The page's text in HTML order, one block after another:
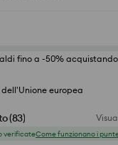
fino a -50%
europea
(83)
verificateCome funzionano i